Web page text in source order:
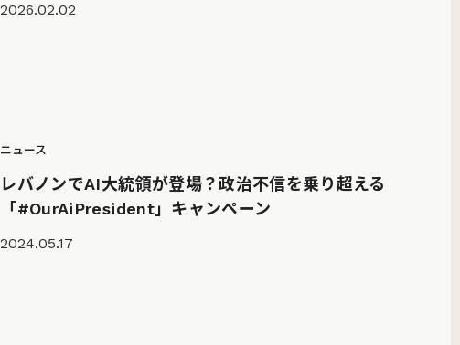
2026.02.02
ニュース
レバノンでAI大統領が登場？政治不信を乗り超える
「#OurAiPresident」キャンペーン
2024.05.17